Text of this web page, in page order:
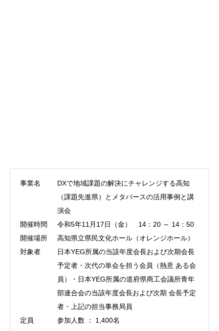
事業名
DXで地域課題の解決にチャレンジする高知
（課題先進県）とメタバースの活用事例と講
演会
開催時間
令和5年11月17日（金） 14：20 ～ 14：50
開催場所
高知県立県民文化ホール（オレンジホール）
対象者
日本YEG所属の当該年度会長および次期会長
予定者・次代の単会を担う会員（熱意 ある会
員）・日本YEG所属の道府県商工会議所青年
部連合会の当該年度会長および次期 会長予定
者・上記の担当事務局員
定員
参加人数 ： 1,400名